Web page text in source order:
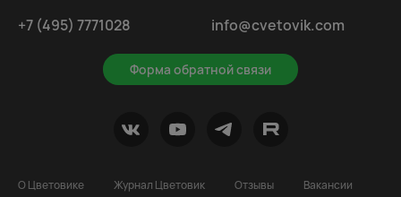
+7 (495) 7771028
Форма обратной связи
info@cvetovik.com
О Цветовике Журнал Цветовик Отзывы
Вакансии